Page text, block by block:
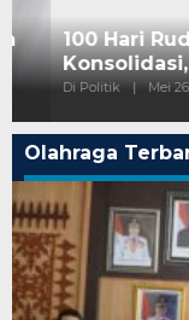
100 Hari
Konsolidasi,
Di Politik | Mei 26, 2025
Olahraga